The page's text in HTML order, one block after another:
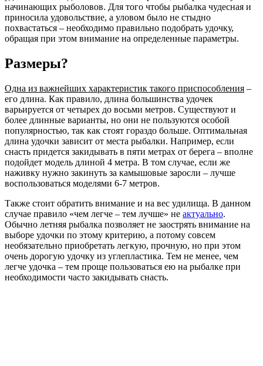
начинающих рыболовов. Для того чтобы рыбалка чудесная и
приносила удовольствие, а уловом было не стыдно
похвастаться – необходимо правильно подобрать удочку,
обращая при этом внимание на определенные параметры.
Размеры?
Одна из важнейших характеристик такого приспособления –
его длина. Как правило, длина большинства удочек
варьируется от четырех до восьми метров. Существуют и
более длинные варианты, но они не пользуются особой
популярностью, так как стоят гораздо больше. Оптимальная
длина удочки зависит от места рыбалки. Например, если
снасть придется закидывать в пяти метрах от берега – вполне
подойдет модель длиной 4 метра. В том случае, если же
наживку нужно закинуть за камышовые заросли – лучше
воспользоваться моделями 6-7 метров.
Также стоит обратить внимание и на вес удилища. В данном
случае правило «чем легче – тем лучше» не актуально.
Обычно летняя рыбалка позволяет не заострять внимание на
выборе удочки по этому критерию, а потому совсем
необязательно приобретать легкую, прочную, но при этом
очень дорогую удочку из углепластика. Тем не менее, чем
легче удочка – тем проще пользоваться ею на рыбалке при
необходимости часто закидывать снасть.